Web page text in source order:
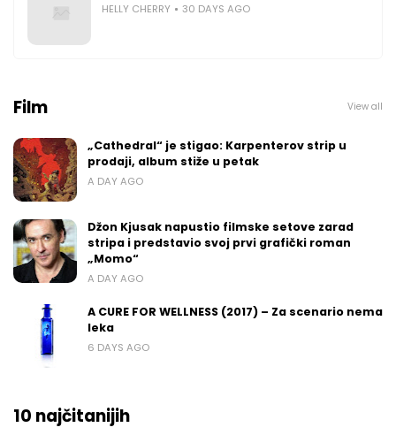
HELLY CHERRY 30 DAYS AGO
Film View all
„Cathedral“ je stigao: Karpenterov strip u
prodaji, album stiže u petak
A DAY AGO
Džon Kjusak napustio filmske setove zarad
stripa i predstavio svoj prvi grafički roman
„Momo“
A DAY AGO
A CURE FOR WELLNESS (2017) – Za scenario nema
leka
6 DAYS AGO
10 najčitanijih